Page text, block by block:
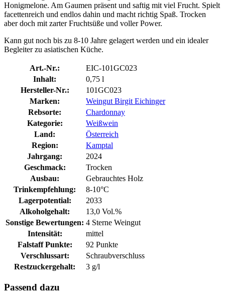
Honigmelone. Am Gaumen präsent und saftig mit viel Frucht. Spielt
facettenreich und endlos dahin und macht richtig Spaß. Trocken
aber doch mit zarter Fruchtsüße und voller Power.
Kann gut noch bis zu 8-10 Jahre gelagert werden und ein idealer
Begleiter zu asiatischen Küche.
Art.-Nr.:
EIC-101GC023
Inhalt:
0,75 l
Hersteller-Nr.:
101GC023
Marken:
Weingut Birgit Eichinger
Rebsorte:
Chardonnay
Kategorie:
Weißwein
Land:
Österreich
Region:
Kamptal
Jahrgang:
2024
Geschmack:
Trocken
Ausbau:
Gebrauchtes Holz
Trinkempfehlung:
8-10°C
Lagerpotential:
2033
Alkoholgehalt:
13,0 Vol.%
Sonstige Bewertungen: 4 Sterne Weingut
Intensität:
mittel
Falstaff Punkte:
92 Punkte
Verschlussart:
Schraubverschluss
Restzuckergehalt:
3 g/l
Passend dazu